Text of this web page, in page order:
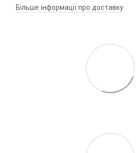
Більше інформації про доставку